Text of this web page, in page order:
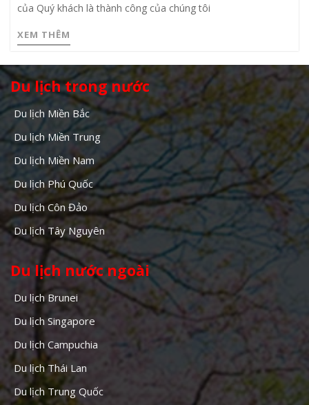
của Quý khách là thành công của chúng tôi
XEM THÊM
Du lịch trong nước
Du lịch Miền Bắc
Du lịch Miền Trung
Du lịch Miền Nam
Du lịch Phú Quốc
Du lịch Côn Đảo
Du lịch Tây Nguyên
Du lịch nước ngoài
Du lịch Brunei
Du lịch Singapore
Du lịch Campuchia
Du lịch Thái Lan
Du lịch Trung Quốc